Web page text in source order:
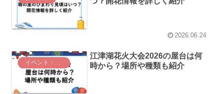
2026.06.24
江津湖花火大会2026の屋台は何
時から？場所や種類も紹介